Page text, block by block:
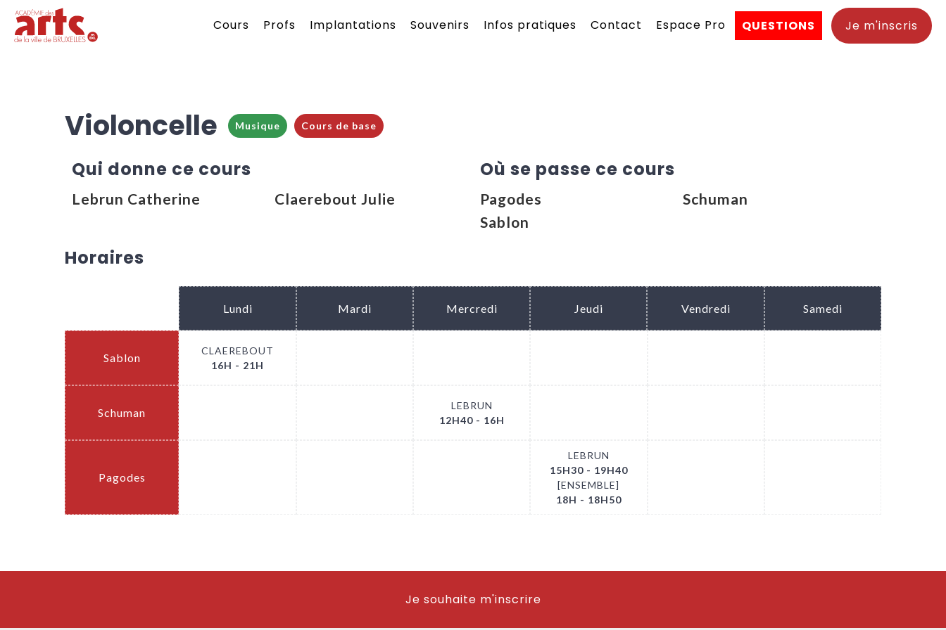
Cours Profs Implantations Souvenirs Infos pratiques Contact Espace Pro QUESTIONS Je m'inscris
Violoncelle Musique Cours de base
Qui donne ce cours
Lebrun Catherine Claerebout Julie
Où se passe ce cours
Pagodes
Sablon
Schuman
Horaires
Lundi Mardi Mercredi Jeudi Vendredi Samedi
Sablon
CLAEREBOUT
16H - 21H
Schuman
LEBRUN
12H40 - 16H
Pagodes
LEBRUN
15H30 - 19H40
[ENSEMBLE]
18H - 18H50
Je souhaite m'inscrire